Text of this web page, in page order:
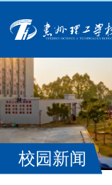
校园新闻